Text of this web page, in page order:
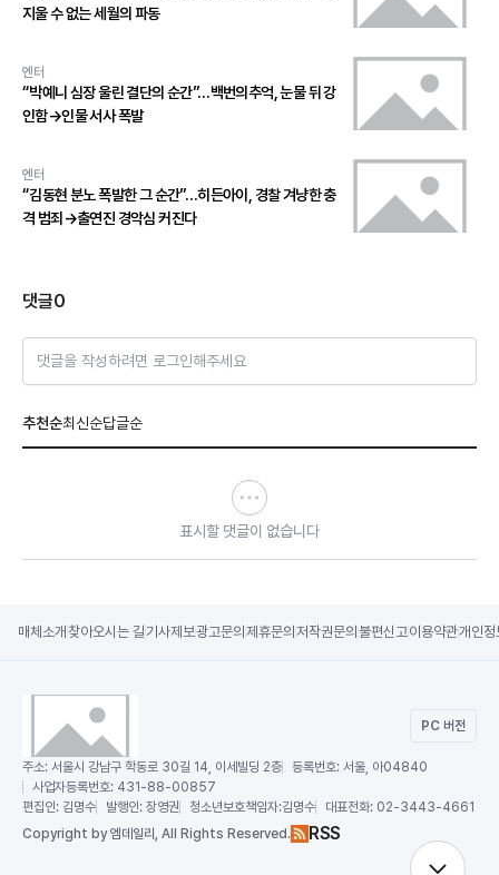
지울 수 없는 세월의 파동
엔터
“박예니 심장 울린 결단의 순간”…백번의추억, 눈물 뒤 강
인함→인물 서사 폭발
엔터
“김동현 분노 폭발한 그 순간”…히든아이, 경찰 겨냥한 충
격 범죄→출연진 경악심 커진다
댓글0
댓글을 작성하려면 로그인해주세요
추천순최신순답글순
표시할 댓글이 없습니다
매체소개 찾아오시는 길기사제보광고문의 제휴문의 저작권문의 불편신고이용약관개인정
PC 버전
주소: 서울시 강남구 학동로 30길 14, 이세빌딩 2층 등록번호: 서울, 아04840
사업자등록번호: 431-88-00857
편집인: 김명수 발행인: 장영권 청소년보호책임자:김명수 대표전화: 02-3443-4661
Copyright by 엠데일리, All Rights Reserved. RSS